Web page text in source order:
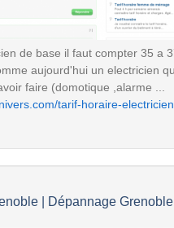
de base il faut compter 35 a
aujourd'hui un electricien
faire (domotique ,alarme ...
tarif-horaire-
| Dépannage Grenoble